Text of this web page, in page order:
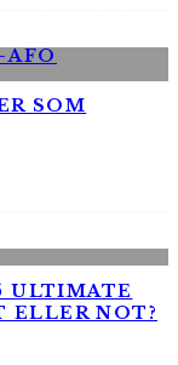
SOM
ULTIMATE
ELLER NOT?